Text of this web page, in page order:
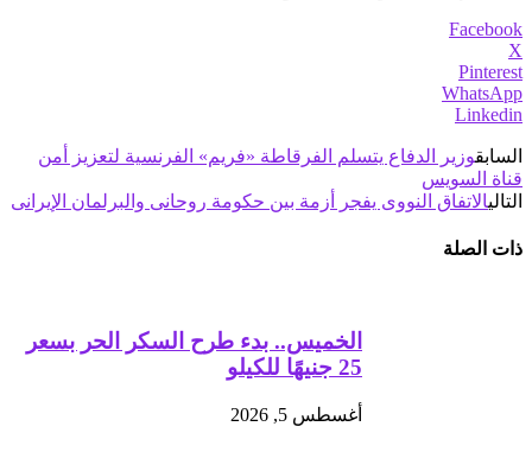
Facebook
X
Pinterest
WhatsApp
Linkedin
السابقوزير الدفاع يتسلم الفرقاطة «فريم» الفرنسية لتعزيز أمن
قناة السويس
التاليالاتفاق النووى يفجر أزمة بين حكومة روحانى والبرلمان الإيرانى
ذات الصلة
الخميس.. بدء طرح السكر الحر بسعر
25 جنيهًا للكيلو
أغسطس 5, 2026